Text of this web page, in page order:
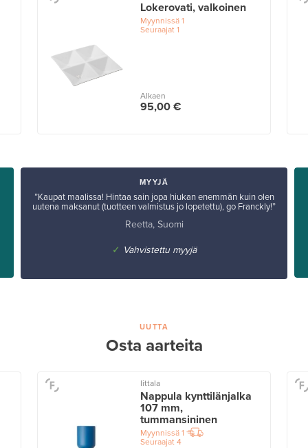
Lokerovati, valkoinen
Myynnissä1
Seuraajat1
Alkaen
95,00 €
MYYJÄ
”Kaupat maalissa! Hintaa sain jopa hiukan enemmän kuin olen
uutena maksanut (tuotteen valmistus jo lopetettu), go Franckly!”
Reetta, Suomi
✓ Vahvistettu myyjä
UUTTA
Osta aarteita
Iittala
Nappula kynttilänjalka
107 mm,
tummansininen
Myynnissä1
Seuraajat4